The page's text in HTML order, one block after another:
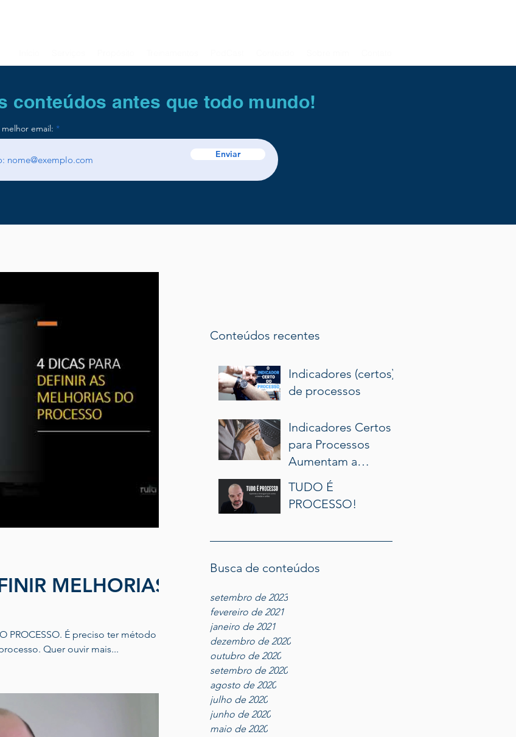
conteúdos antes que todo mundo!
email:
Enviar
Conteúdos recentes
Indicadores (certos)
de processos
Indicadores Certos
para Processos
Aumentam a
Produtividade e o
Resultado do
Profissional de
TUDO É
PROCESSO!
Busca de conteúdos
setembro de 2023
fevereiro de 2021
janeiro de 2021
dezembro de 2020
outubro de 2020
setembro de 2020
agosto de 2020
julho de 2020
junho de 2020
maio de 2020
MELHORIAS
ter método e
critérios para definir melhorias dentro processo. Quer ouvir mais...